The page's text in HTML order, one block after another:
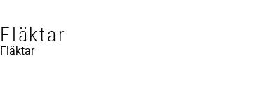
Fläktar
Fläktar